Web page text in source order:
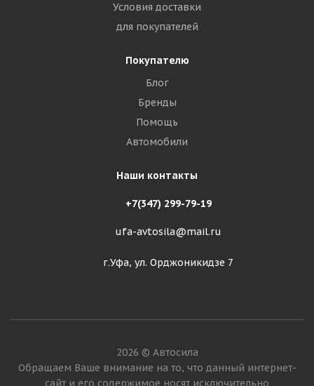
Условия доставки
для покупателей
Покупателю
Блог
Бренды
Помощь
Автомобили
Наши контакты
+7(347) 299-79-19
ufa-avtosila@mail.ru
г.Уфа, ул. Орджоникидзе 7
2026 © Автосила
Обращаем Ваше внимание на то, что данный интернет-
сайт и его содержимое носят исключительно